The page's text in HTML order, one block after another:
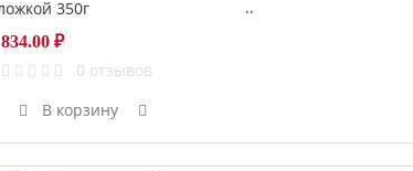
..
834.00 ₽
0 отзывов
В корзину